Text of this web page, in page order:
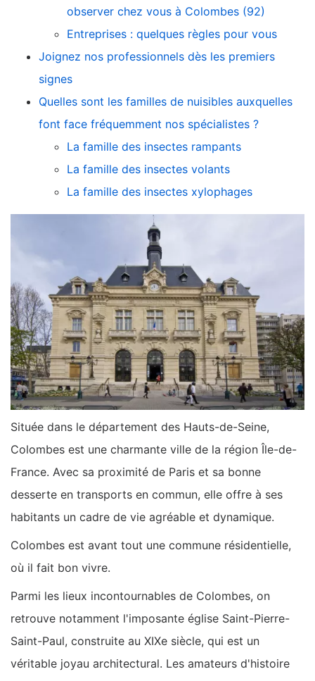
observer chez vous à Colombes (92)
Entreprises : quelques règles pour vous
Joignez nos professionnels dès les premiers
signes
Quelles sont les familles de nuisibles auxquelles
font face fréquemment nos spécialistes ?
La famille des insectes rampants
La famille des insectes volants
La famille des insectes xylophages
Située dans le département des Hauts-de-Seine,
Colombes est une charmante ville de la région Île-de-
France. Avec sa proximité de Paris et sa bonne
desserte en transports en commun, elle offre à ses
habitants un cadre de vie agréable et dynamique.
Colombes est avant tout une commune résidentielle,
où il fait bon vivre.
Parmi les lieux incontournables de Colombes, on
retrouve notamment l'imposante église Saint-Pierre-
Saint-Paul, construite au XIXe siècle, qui est un
véritable joyau architectural. Les amateurs d'histoire